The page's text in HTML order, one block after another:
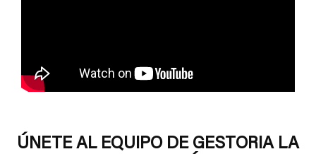
ÚNETE AL EQUIPO DE GESTORIA LA